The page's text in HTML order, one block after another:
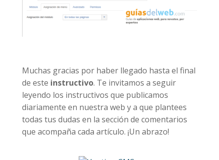
Muchas gracias por haber llegado hasta el final
de este instructivo. Te invitamos a seguir
leyendo los instructivos que publicamos
diariamente en nuestra web y a que plantees
todas tus dudas en la sección de comentarios
que acompaña cada artículo. ¡Un abrazo!